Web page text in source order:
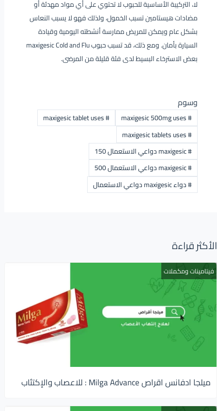
لا، التركيبة الأساسية للحبوب لا تحتوي على أي مواد مهدئة أو
مضادات هيستامين تسبب الخمول، ولذلك فهو لا يسبب النعاس
بشكل عام ويمكن للمريض ممارسة أنشطته اليومية وقيادة
السيارة بأمان. ومع ذلك، قد تسبب حبوب maxigesic Cold and Flu
بعض الاسترخاء البسيط لدى فئة قليلة من المرضى.
وسوم
#
maxigesic 500mg uses
#
maxigesic tablet uses
#
maxigesic tablets uses
#maxigesic دواعي الاستعمال 150
#maxigesic دواعي الاستعمال 500
#دواء maxigesic دواعي الاستعمال
الأكثر قراءة
فيتامينات ومكملات
ميلجا ادفانس اقراص Milga Advance : للاعصاب والإكتئاب